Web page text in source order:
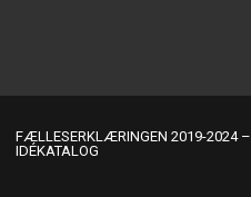
FÆLLESERKLÆRINGEN 2019-2024 –
IDÉKATALOG